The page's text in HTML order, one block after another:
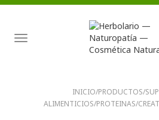
TOGGLE
NAVIGATION
INICIO/PRODUCTOS/
ALIMENTICIOS/PROTEINAS/